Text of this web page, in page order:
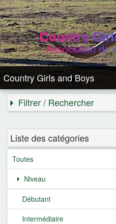
Country
Association de
Country Girls and Boys
Filtrer / Rechercher
Liste des catégories
Toutes
Niveau
Débutant
Intermédiaire